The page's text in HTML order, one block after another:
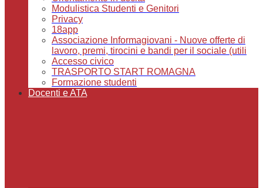
Modulistica Studenti e Genitori
Privacy
18app
Associazione Informagiovani - Nuove offerte di
lavoro, premi, tirocini e bandi per il sociale (utili
Accesso civico
TRASPORTO START ROMAGNA
Formazione studenti
Docenti e ATA